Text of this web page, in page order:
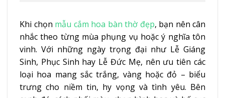
Khi chọn mẫu cắm hoa bàn thờ đẹp, bạn nên cân
nhắc theo từng mùa phụng vụ hoặc ý nghĩa tôn
vinh. Với những ngày trọng đại như Lễ Giáng
Sinh, Phục Sinh hay Lễ Đức Mẹ, nên ưu tiên các
loại hoa mang sắc trắng, vàng hoặc đỏ – biểu
trưng cho niềm tin, hy vọng và tình yêu. Bên